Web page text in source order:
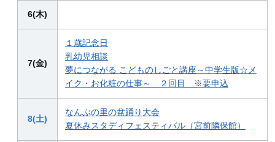
6(木)
7(金)
１歳記念日
乳幼児相談
夢につながる こどものしごと講座～中学生版☆メ
イク・お化粧の仕事～ ２回目 ※要申込
8(土)
なんぶの里の盆踊り大会
夏休みスタディフェスティバル（宮前隣保館）